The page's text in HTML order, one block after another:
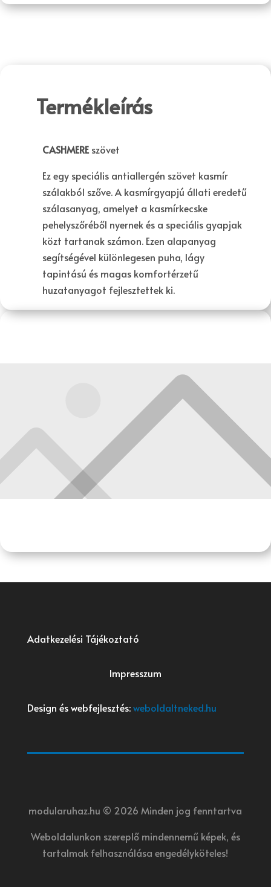
Termékleírás
CASHMEREszövet
Ez egy speciális antiallergén szövet kasmír
szálakból szőve. A kasmírgyapjú állati eredetű
szálasanyag, amelyet a kasmírkecske
pehelyszőréből nyernek és a speciális gyapjak
közt tartanak számon. Ezen alapanyag
segítségével különlegesen puha, lágy
tapintású és magas komfortérzetű
huzatanyagot fejlesztettek ki.
Adatkezelési Tájékoztató
Impresszum
Design és webfejlesztés:weboldaltneked.hu
modularuhaz.hu © 2026 Minden jog fenntartva
Weboldalunkon szereplő mindennemű képek, és
tartalmak felhasználása engedélyköteles!